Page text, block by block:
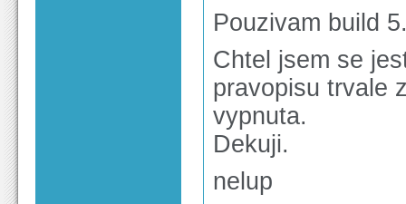
Pouzivam build
Chtel jsem se
pravopisu trvale
vypnuta.
Dekuji.
nelup